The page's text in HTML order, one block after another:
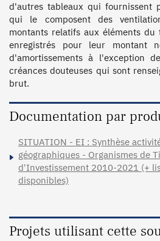
d'autres tableaux qui fournissent
qui le composent des
montants relatifs aux éléments du
enregistrés pour leur montant
d'amortissements à l'exception
créances douteuses qui sont
brut.
Documentation par
SITUATION - EI : Synthèse
géographiques - Organismes de
d'Investissement 2010-2021 (+
disponibles)
Projets utilisant cette